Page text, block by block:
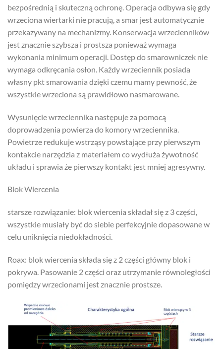
bezpośrednią i skuteczną ochronę. Operacja odbywa się gdy
wrzeciona wiertarki nie pracują, a smar jest automatycznie
przekazywany na mechanizmy. Konserwacja wrzecienników
jest znacznie szybsza i prostsza ponieważ wymaga
wykonania minimum operacji. Dostęp do smarowniczek nie
wymaga odkręcania osłon. Każdy wrzeciennik posiada
własny pkt smarowania dzięki czemu mamy pewność, że
wszystkie wrzeciona są prawidłowo nasmarowane.
Wysunięcie wrzeciennika następuje za pomocą
doprowadzenia powierza do komory wrzeciennika.
Powietrze redukuje wstrząsy powstające przy pierwszym
kontakcie narzędzia z materiałem co wydłuża żywotność
układu i sprawia że pierwszy kontakt jest mniej agresywny.
Blok Wiercenia
starsze rozwiązanie: blok wiercenia składał się z 3 części,
wszystkie musiały być do siebie perfekcyjnie dopasowane w
celu uniknięcia niedokładności.
Roax: blok wiercenia składa się z 2 części główny blok i
pokrywa. Pasowanie 2 części oraz utrzymanie równoległości
pomiędzy wrzecionami jest znacznie prostsze.